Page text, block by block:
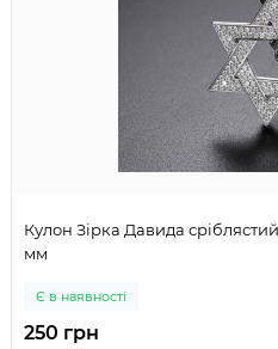
Кулон Зірка Давида
мм
Є в наявності
250 грн